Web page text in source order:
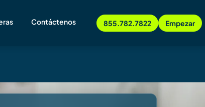
Contáctenos 855.782.7822 Empezar